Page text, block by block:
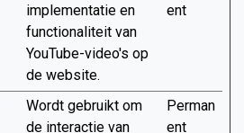
implementatie en
functionaliteit van
YouTube-video's op
de website.
ent
Wordt gebruikt om
de interactie van
Perman
ent